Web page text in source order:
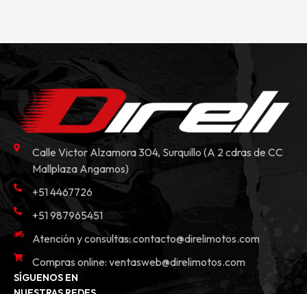
Calle Victor Alzamora 304, Surquillo (A 2 cdras de CC
Mallplaza Angamos)
+51 4467726
+51 987965451
Atención y consultas:contacto@direlimotos.com
Compras online: ventasweb@direlimotos.com
SÍGUENOS EN